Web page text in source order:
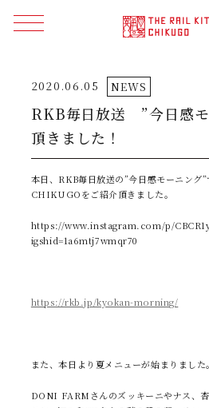
メニューを開く
TOP トップ
CUISINE 季節の料理
SPECIALITY 車内でのこ
TIME TABLE コース・料
CONCIERGE コンシェル
2020.06.05 NEWS
RKB毎日放送 ”今日感
頂きました！
本日、RKB毎日放送の”今日感モーニン
CHIKUGOをご紹介頂きました。
https://www.instagram.com/p/
igshid=1a6mtj7wmqr70
https://rkb.jp/kyokan-morning/
また、本日より夏メニューが始まりました。
DONI FARMさんのズッキーニやナス、